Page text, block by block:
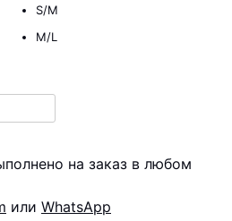
S/M
M/L
на заказ в любом
или WhatsApp